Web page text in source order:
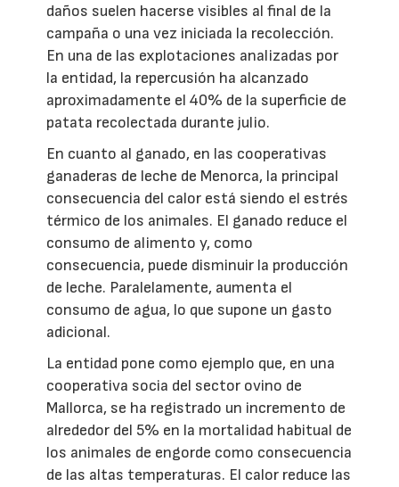
daños suelen hacerse visibles al final de la
campaña o una vez iniciada la recolección.
En una de las explotaciones analizadas por
la entidad, la repercusión ha alcanzado
aproximadamente el 40% de la superficie de
patata recolectada durante julio.
En cuanto al ganado, en las cooperativas
ganaderas de leche de Menorca, la principal
consecuencia del calor está siendo el estrés
térmico de los animales. El ganado reduce el
consumo de alimento y, como
consecuencia, puede disminuir la producción
de leche. Paralelamente, aumenta el
consumo de agua, lo que supone un gasto
adicional.
La entidad pone como ejemplo que, en una
cooperativa socia del sector ovino de
Mallorca, se ha registrado un incremento de
alrededor del 5% en la mortalidad habitual de
los animales de engorde como consecuencia
de las altas temperaturas. El calor reduce las